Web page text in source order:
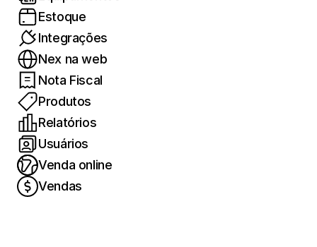
Estoque
Integrações
Nex na web
Nota Fiscal
Produtos
Relatórios
Usuários
Venda online
Vendas